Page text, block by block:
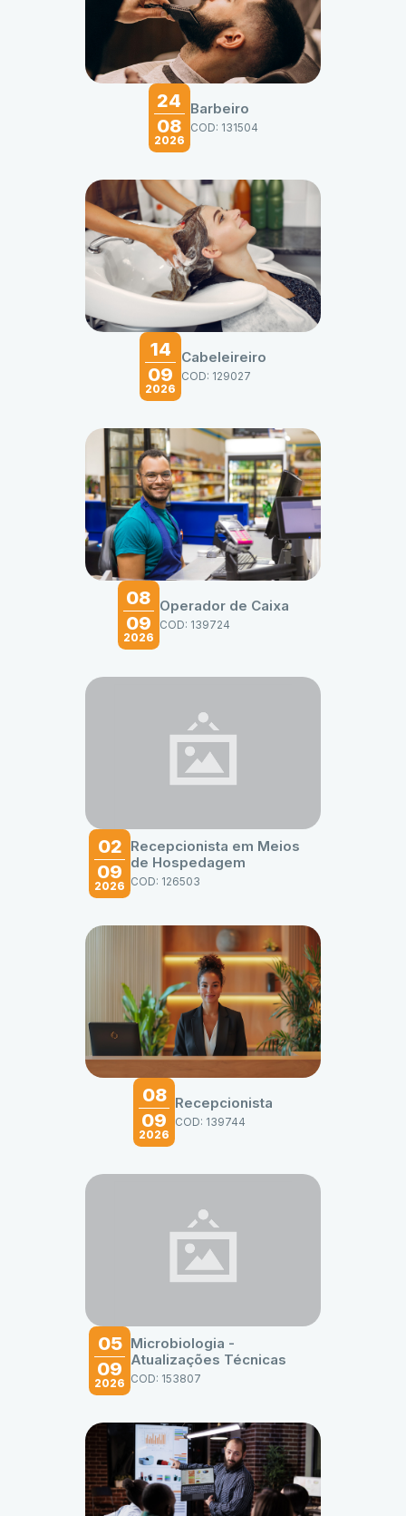
24
08
2026
Barbeiro
COD: 131504
14
09
2026
Cabeleireiro
COD: 129027
08
09
2026
Operador de Caixa
COD: 139724
02
09
2026
Recepcionista em Meios
de Hospedagem
COD: 126503
08
09
2026
Recepcionista
COD: 139744
05
09
2026
Microbiologia -
Atualizações Técnicas
COD: 153807